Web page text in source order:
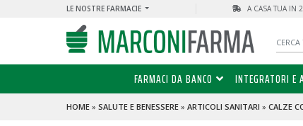
LE NOSTRE FARMACIE A CASA TUA IN
FARMACI DA BANCO INTEGRATORI E
HOME» SALUTE E BENESSERE» ARTICOLI SANITARI » CALZE